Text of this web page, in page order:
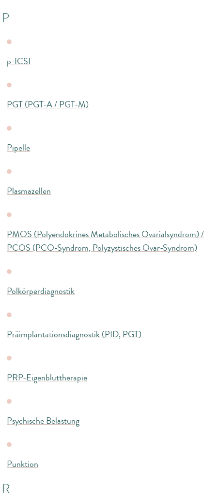
P
p-ICSI
PGT (PGT-A / PGT-M)
Pipelle
Plasmazellen
PMOS (Polyendokrines Metabolisches Ovarialsyndrom) /
PCOS (PCO-Syndrom, Polyzystisches Ovar-Syndrom)
Polkörperdiagnostik
Präimplantationsdiagnostik (PID, PGT)
PRP-Eigenbluttherapie
Psychische Belastung
Punktion
R